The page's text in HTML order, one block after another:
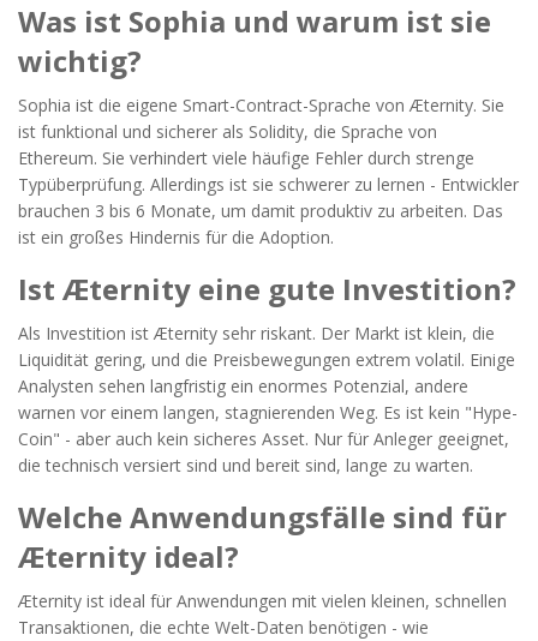
Was ist Sophia und warum ist sie
wichtig?
Sophia ist die eigene Smart-Contract-Sprache von Æternity. Sie
ist funktional und sicherer als Solidity, die Sprache von
Ethereum. Sie verhindert viele häufige Fehler durch strenge
Typüberprüfung. Allerdings ist sie schwerer zu lernen - Entwickler
brauchen 3 bis 6 Monate, um damit produktiv zu arbeiten. Das
ist ein großes Hindernis für die Adoption.
Ist Æternity eine gute Investition?
Als Investition ist Æternity sehr riskant. Der Markt ist klein, die
Liquidität gering, und die Preisbewegungen extrem volatil. Einige
Analysten sehen langfristig ein enormes Potenzial, andere
warnen vor einem langen, stagnierenden Weg. Es ist kein "Hype-
Coin" - aber auch kein sicheres Asset. Nur für Anleger geeignet,
die technisch versiert sind und bereit sind, lange zu warten.
Welche Anwendungsfälle sind für
Æternity ideal?
Æternity ist ideal für Anwendungen mit vielen kleinen, schnellen
Transaktionen, die echte Welt-Daten benötigen - wie